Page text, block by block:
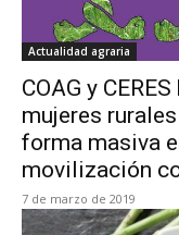
Actualidad agraria
COAG y
mujeres
forma masiva
movilización
7 de marzo de 2019